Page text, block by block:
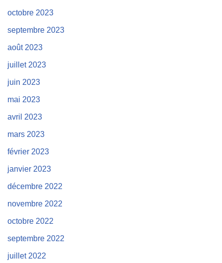
octobre 2023
septembre 2023
août 2023
juillet 2023
juin 2023
mai 2023
avril 2023
mars 2023
février 2023
janvier 2023
décembre 2022
novembre 2022
octobre 2022
septembre 2022
juillet 2022